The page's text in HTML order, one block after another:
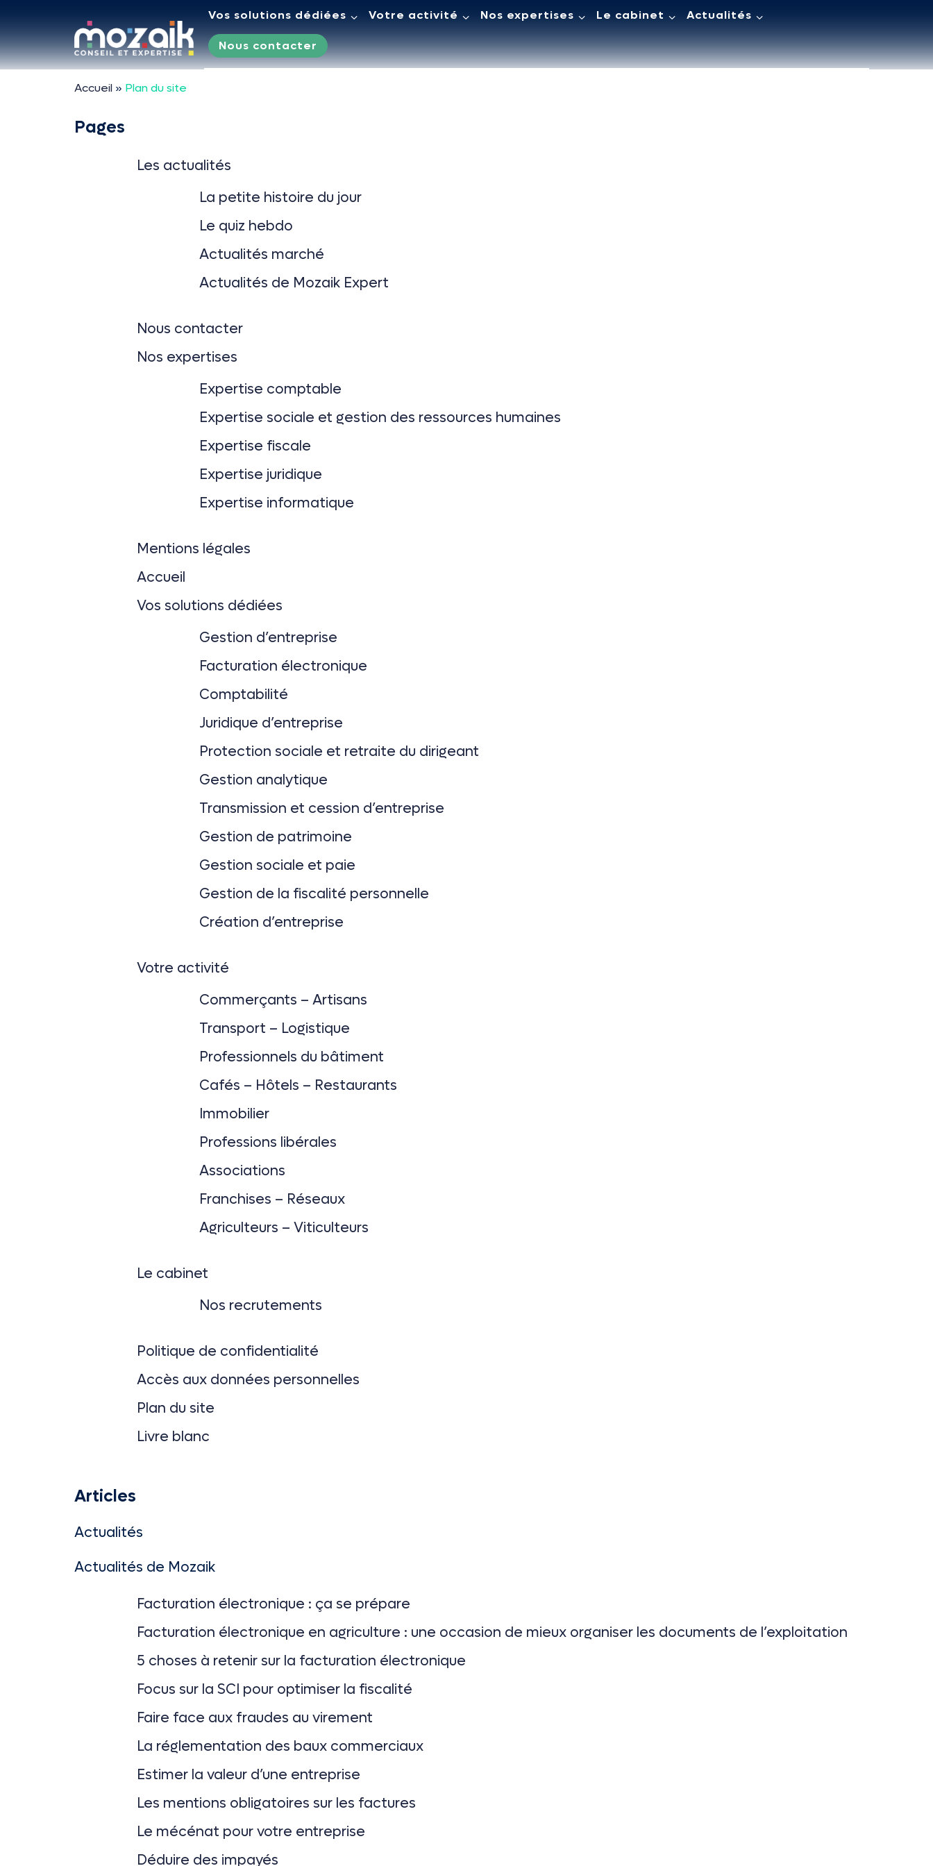
Passer au contenu Vos solutions dédiées Votre activité Nos expertises Le cabinet Actualités
Nous contacter
Accueil » Plan du site
Pages
Les actualités
La petite histoire du jour
Le quiz hebdo
Actualités marché
Actualités de Mozaik Expert
Nous contacter
Nos expertises
Expertise comptable
Expertise sociale et gestion des ressources humaines
Expertise fiscale
Expertise juridique
Expertise informatique
Mentions légales
Accueil
Vos solutions dédiées
Gestion d’entreprise
Facturation électronique
Comptabilité
Juridique d’entreprise
Protection sociale et retraite du dirigeant
Gestion analytique
Transmission et cession d’entreprise
Gestion de patrimoine
Gestion sociale et paie
Gestion de la fiscalité personnelle
Création d’entreprise
Votre activité
Commerçants – Artisans
Transport – Logistique
Professionnels du bâtiment
Cafés – Hôtels – Restaurants
Immobilier
Professions libérales
Associations
Franchises – Réseaux
Agriculteurs – Viticulteurs
Le cabinet
Nos recrutements
Politique de confidentialité
Accès aux données personnelles
Plan du site
Livre blanc
Articles
Actualités
Actualités de Mozaik
Facturation électronique : ça se prépare
Facturation électronique en agriculture : une occasion de mieux organiser les documents de l’exploitation
5 choses à retenir sur la facturation électronique
Focus sur la SCI pour optimiser la fiscalité
Faire face aux fraudes au virement
La réglementation des baux commerciaux
Estimer la valeur d’une entreprise
Les mentions obligatoires sur les factures
Le mécénat pour votre entreprise
Déduire des impayés